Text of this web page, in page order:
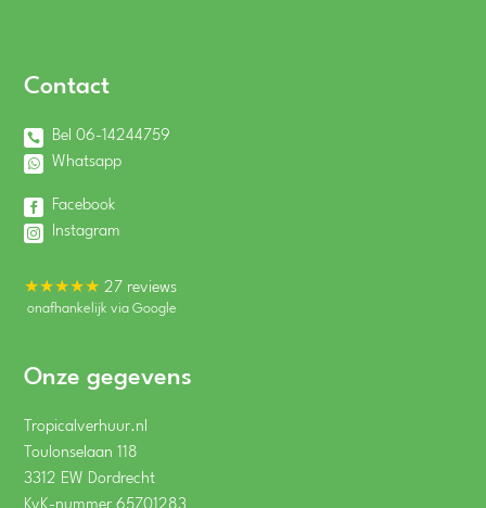
Contact
Bel 06-14244759
Whatsapp
Facebook
Instagram
★★★★★ 27 reviews
onafhankelijk via Google
Onze gegevens
Tropicalverhuur.nl
Toulonselaan 118
3312 EW Dordrecht